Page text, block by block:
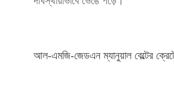
আল-এমজি-জেডএন ম্যানুয়াল বেল্টের